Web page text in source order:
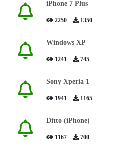
iPhone 7 Plus
2250 1350
Windows XP
1241 745
Sony Xperia 1
1941 1165
Ditto (iPhone)
1167 700